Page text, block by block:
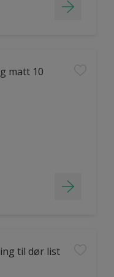
matt 10
til dør list